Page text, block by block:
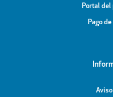
Portal del
Pago